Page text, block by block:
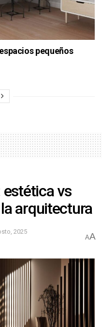
pequeños
estética vs
arquitectura
2025
AA